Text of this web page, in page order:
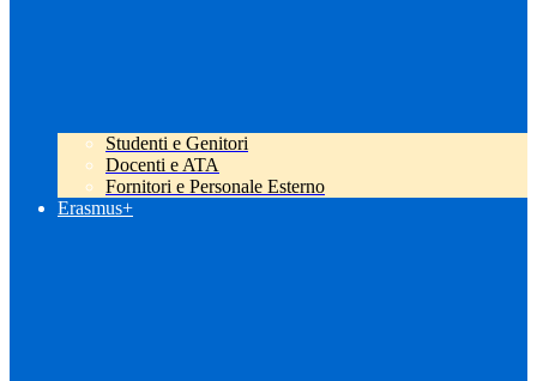
Studenti e Genitori
Docenti e ATA
Fornitori e Personale Esterno
Erasmus+